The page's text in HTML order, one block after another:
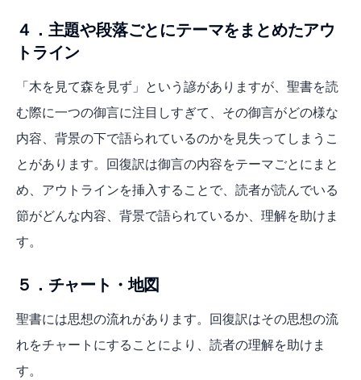
４．主題や段落ごとにテーマをまとめたアウ
トライン
「木を見て森を見ず」という諺がありますが、聖書を読
む際に一つの御言に注目しすぎて、その御言がどの様な
内容、背景の下で語られているのかを見失ってしまうこ
とがあります。回復訳は御言の内容をテーマごとにまと
め、アウトラインを挿入することで、読者が読んでいる
節がどんな内容、背景で語られているか、理解を助けま
す。
５．チャート・地図
聖書には思想の流れがあります。回復訳はその思想の流
れをチャートにすることにより、読者の理解を助けま
す。